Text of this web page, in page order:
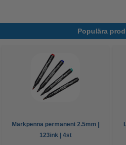
Populära
Märkpenna permanent 2.5mm |
123ink | 4st